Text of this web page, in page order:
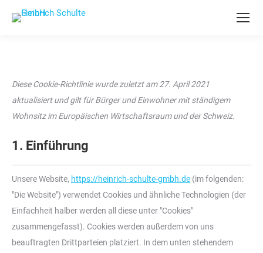
Diese Cookie-Richtlinie wurde zuletzt am 27. April 2021
aktualisiert und gilt für Bürger und Einwohner mit ständigem
Wohnsitz im Europäischen Wirtschaftsraum und der Schweiz.
1. Einführung
Unsere Website, https://heinrich-schulte-gmbh.de (im folgenden:
"Die Website") verwendet Cookies und ähnliche Technologien (der
Einfachheit halber werden all diese unter "Cookies"
zusammengefasst). Cookies werden außerdem von uns
beauftragten Drittparteien platziert. In dem unten stehendem